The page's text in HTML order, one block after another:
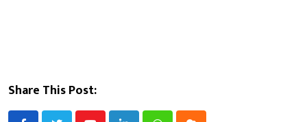
Share This Post: